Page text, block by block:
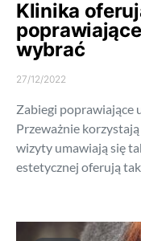
Klinika
wybrać
27/12/2022
Zabiegi poprawiające
Przeważnie
wizyty umawiają się
estetycznej oferują